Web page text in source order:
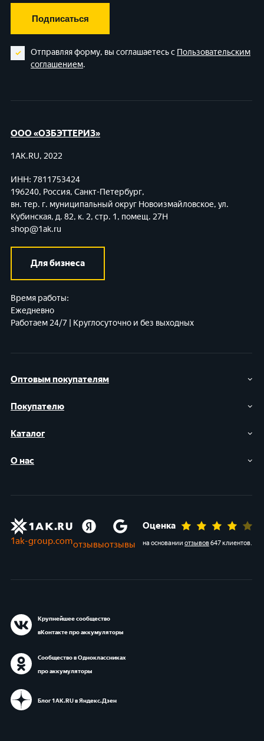
Подписаться
Отправляя форму, вы соглашаетесь с Пользовательским
соглашением.
Оптовым покупателям
Покупателю
Каталог
О нас
ООО «ОЗБЭТТЕРИЗ»
1AK.RU, 2022
ИНН: 7811753424
196240, Россия, Санкт-Петербург,
вн. тер. г. муниципальный округ Новоизмайловское, ул.
Кубинская, д. 82, к. 2, стр. 1, помещ. 27Н
shop@1ak.ru
Для бизнеса
Время работы:
Ежедневно
Работаем 24/7 | Круглосуточно и без выходных
1ak-group.comотзывыотзывы
Оценка
на основании отзывов647 клиентов.
Крупнейшее сообщество
вКонтакте про аккумуляторы
Сообщество в Одноклассниках
про аккумуляторы
Блог 1АК.RU в Яндекс.Дзен